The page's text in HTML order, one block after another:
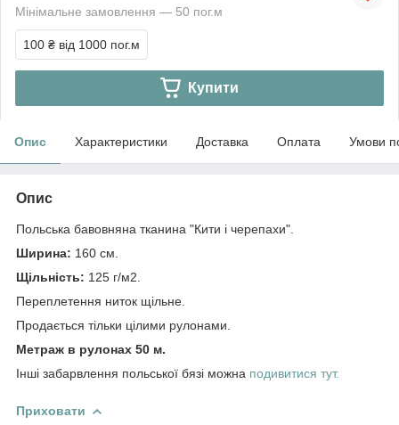
Мінімальне замовлення — 50 пог.м
100 ₴ від 1000 пог.м
Купити
Опис Характеристики Доставка Оплата Умови
Опис
Польська бавовняна тканина "Кити і черепахи".
Ширина: 160 см.
Щільність: 125 г/м2.
Переплетення ниток щільне.
Продається тільки цілими рулонами.
Метраж в рулонах 50 м.
Інші забарвлення польської бязі можна подивитися тут.
Приховати